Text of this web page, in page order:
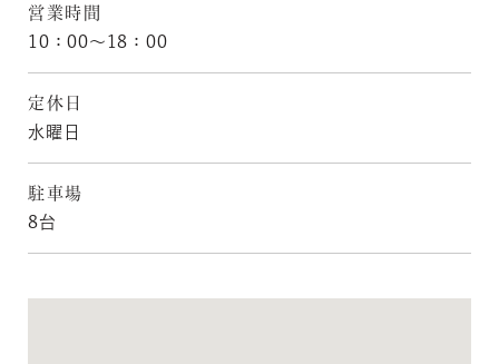
営業時間
10：00〜18：00
定休日
水曜日
駐車場
8台